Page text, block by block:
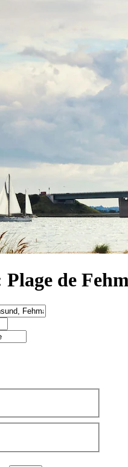
Plage de